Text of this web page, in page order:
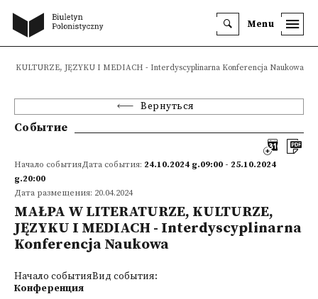
Menu
KULTURZE, JĘZYKU I MEDIACH - Interdyscyplinarna Konferencja Naukowa
Вернуться
Событие
Начало событияДата события: 24.10.2024 g.09:00 - 25.10.2024
g.20:00
Дата размещения: 20.04.2024
MAŁPA W LITERATURZE, KULTURZE,
JĘZYKU I MEDIACH - Interdyscyplinarna
Konferencja Naukowa
Начало событияВид события:
Конференция